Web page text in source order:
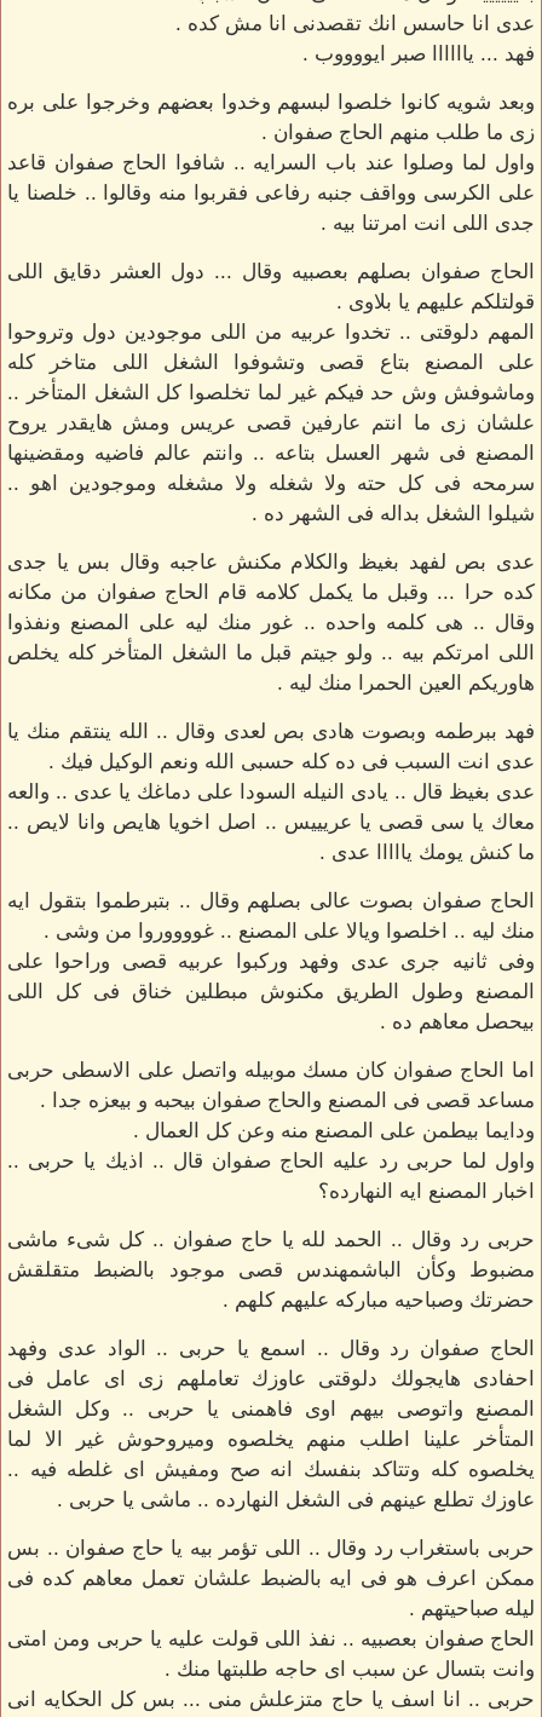
عدى انا حاسس انك تقصدنى انا مش كده .
فهد ... ياااااا صبر ايووووب .
وبعد شويه كانوا خلصوا لبسهم وخدوا بعضهم وخرجوا على بره
زى ما طلب منهم الحاج صفوان .
واول لما وصلوا عند باب السرايه .. شافوا الحاج صفوان قاعد
على الكرسى وواقف جنبه رفاعى فقربوا منه وقالوا .. خلصنا يا
جدى اللى انت امرتنا بيه .
الحاج صفوان بصلهم بعصبيه وقال ... دول العشر دقايق اللى
قولتلكم عليهم يا بلاوى .
المهم دلوقتى .. تخدوا عربيه من اللى موجودين دول وتروحوا
على المصنع بتاع قصى وتشوفوا الشغل اللى متاخر كله
وماشوفش وش حد فيكم غير لما تخلصوا كل الشغل المتأخر ..
علشان زى ما انتم عارفين قصى عريس ومش هايقدر يروح
المصنع فى شهر العسل بتاعه .. وانتم عالم فاضيه ومقضينها
سرمحه فى كل حته ولا شغله ولا مشغله وموجودين اهو ..
شيلوا الشغل بداله فى الشهر ده .
عدى بص لفهد بغيظ والكلام مكنش عاجبه وقال بس يا جدى
كده حرا ... وقبل ما يكمل كلامه قام الحاج صفوان من مكانه
وقال .. هى كلمه واحده .. غور منك ليه على المصنع ونفذوا
اللى امرتكم بيه .. ولو جيتم قبل ما الشغل المتأخر كله يخلص
هاوريكم العين الحمرا منك ليه .
فهد ببرطمه وبصوت هادى بص لعدى وقال .. الله ينتقم منك يا
عدى انت السبب فى ده كله حسبى الله ونعم الوكيل فيك .
عدى بغيظ قال .. يادى النيله السودا على دماغك يا عدى .. والعه
معاك يا سى قصى يا عريييس .. اصل اخويا هايص وانا لايص ..
ما كنش يومك يااااا عدى .
الحاج صفوان بصوت عالى بصلهم وقال .. بتبرطموا بتقول ايه
منك ليه .. اخلصوا ويالا على المصنع .. غووووروا من وشى .
وفى ثانيه جرى عدى وفهد وركبوا عربيه قصى وراحوا على
المصنع وطول الطريق مكنوش مبطلين خناق فى كل اللى
بيحصل معاهم ده .
اما الحاج صفوان كان مسك موبيله واتصل على الاسطى حربى
مساعد قصى فى المصنع والحاج صفوان بيحبه و بيعزه جدا .
ودايما بيطمن على المصنع منه وعن كل العمال .
واول لما حربى رد عليه الحاج صفوان قال .. اذيك يا حربى ..
اخبار المصنع ايه النهارده؟
حربى رد وقال .. الحمد لله يا حاج صفوان .. كل شىء ماشى
مضبوط وكأن الباشمهندس قصى موجود بالضبط متقلقش
حضرتك وصباحيه مباركه عليهم كلهم .
الحاج صفوان رد وقال .. اسمع يا حربى .. الواد عدى وفهد
احفادى هايجولك دلوقتى عاوزك تعاملهم زى اى عامل فى
المصنع واتوصى بيهم اوى فاهمنى يا حربى .. وكل الشغل
المتأخر علينا اطلب منهم يخلصوه وميروحوش غير الا لما
يخلصوه كله وتتاكد بنفسك انه صح ومفيش اى غلطه فيه ..
عاوزك تطلع عينهم فى الشغل النهارده .. ماشى يا حربى .
حربى باستغراب رد وقال .. اللى تؤمر بيه يا حاج صفوان .. بس
ممكن اعرف هو فى ايه بالضبط علشان تعمل معاهم كده فى
ليله صباحيتهم .
الحاج صفوان بعصبيه .. نفذ اللى قولت عليه يا حربى ومن امتى
وانت بتسال عن سبب اى حاجه طلبتها منك .
حربى .. انا اسف يا حاج متزعلش منى ... بس كل الحكايه انى